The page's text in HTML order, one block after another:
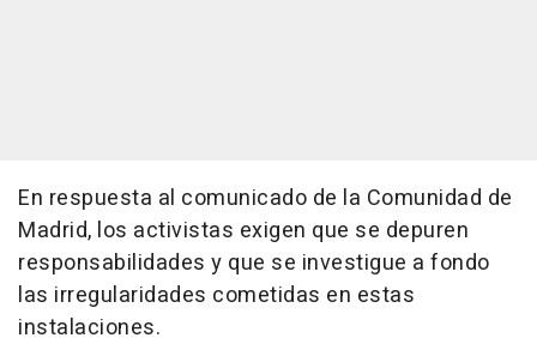
En respuesta al comunicado de la Comunidad de
Madrid, los activistas exigen que se depuren
responsabilidades y que se investigue a fondo
las irregularidades cometidas en estas
instalaciones.